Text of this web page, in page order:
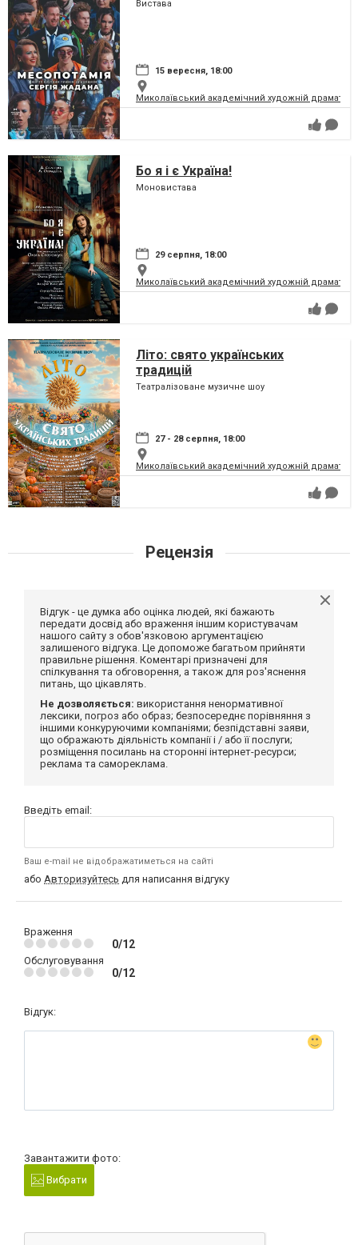
Вистава
15 вересня, 18:00
Миколаївський академічний художній
Бо я і є Україна!
Моновистава
29 серпня, 18:00
Миколаївський академічний художній
Літо: свято українських
традицій
Театралізоване музичне шоу
27 - 28 серпня, 18:00
Миколаївський академічний художній
Рецензія
Відгук - це думка або оцінка людей, які бажають
передати досвід або враження іншим користувачам
нашого сайту з обов'язковою аргументацією
залишеного відгука. Це допоможе багатьом прийняти
правильне рішення. Коментарі призначені для
спілкування та обговорення, а також для роз'яснення
питань, що цікавлять.
Не дозволяється: використання ненормативної
лексики, погроз або образ; безпосереднє порівняння з
іншими конкуруючими компаніями; безпідставні заяви,
що ображають діяльність компанії і / або її послуги;
розміщення посилань на сторонні інтернет-ресурси;
реклама та самореклама.
Введіть email:
Ваш e-mail не відображатиметься на сайті
або Авторизуйтесь для написання відгуку
Враження
0/12
Обслуговування
0/12
Відгук:
Завантажити фото:
Вибрати